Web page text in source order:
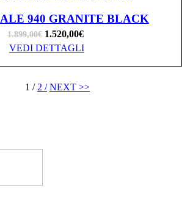
940 GRANITE BLACK
1.899,00€ 1.520,00€
VEDI DETTAGLI
1 / 2 / NEXT >>